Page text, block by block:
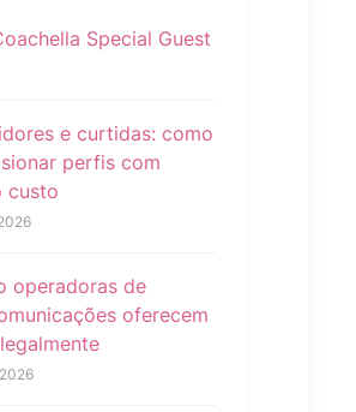
Special Guest
e curtidas: como
perfis com
custo
operadoras de
oferecem